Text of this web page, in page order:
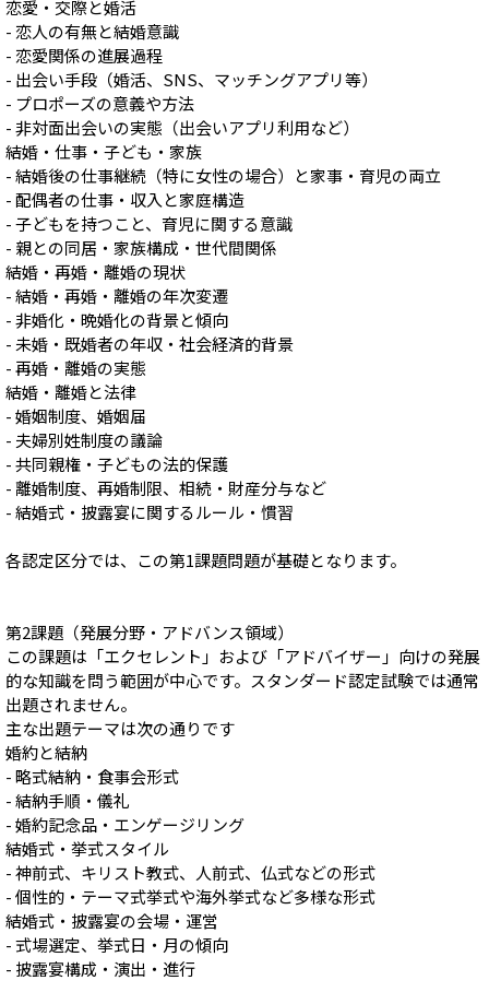
恋愛・交際と婚活
- 恋人の有無と結婚意識
- 恋愛関係の進展過程
- 出会い手段（婚活、SNS、マッチングアプリ等）
- プロポーズの意義や方法
- 非対面出会いの実態（出会いアプリ利用など）
結婚・仕事・子ども・家族
- 結婚後の仕事継続（特に女性の場合）と家事・育児の両立
- 配偶者の仕事・収入と家庭構造
- 子どもを持つこと、育児に関する意識
- 親との同居・家族構成・世代間関係
結婚・再婚・離婚の現状
- 結婚・再婚・離婚の年次変遷
- 非婚化・晩婚化の背景と傾向
- 未婚・既婚者の年収・社会経済的背景
- 再婚・離婚の実態
結婚・離婚と法律
- 婚姻制度、婚姻届
- 夫婦別姓制度の議論
- 共同親権・子どもの法的保護
- 離婚制度、再婚制限、相続・財産分与など
- 結婚式・披露宴に関するルール・慣習
各認定区分では、この第1課題問題が基礎となります。
第2課題（発展分野・アドバンス領域）
この課題は「エクセレント」および「アドバイザー」向けの発展
的な知識を問う範囲が中心です。スタンダード認定試験では通常
出題されません。
主な出題テーマは次の通りです
婚約と結納
- 略式結納・食事会形式
- 結納手順・儀礼
- 婚約記念品・エンゲージリング
結婚式・挙式スタイル
- 神前式、キリスト教式、人前式、仏式などの形式
- 個性的・テーマ式挙式や海外挙式など多様な形式
結婚式・披露宴の会場・運営
- 式場選定、挙式日・月の傾向
- 披露宴構成・演出・進行